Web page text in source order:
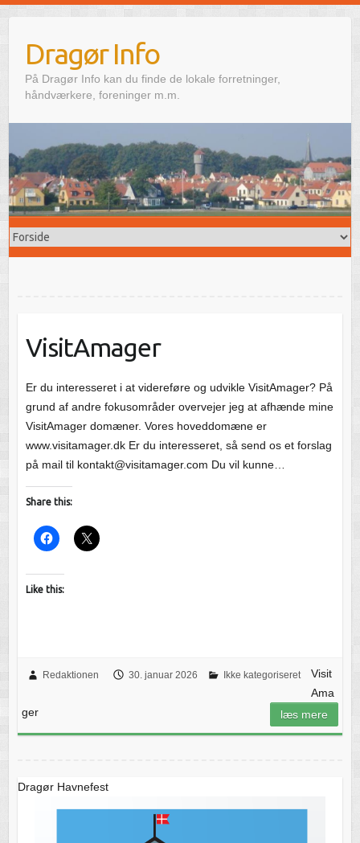
Dragør Info
På Dragør Info kan du finde de lokale forretninger,
håndværkere, foreninger m.m.
VisitAmager
Er du interesseret i at videreføre og udvikle VisitAmager? På
grund af andre fokusområder overvejer jeg at afhænde mine
VisitAmager domæner. Vores hoveddomæne er
www.visitamager.dk Er du interesseret, så send os et forslag
på mail til kontakt@visitamager.com Du vil kunne…
Share this:
Like this:
Redaktionen 30. januar 2026 Ikke kategoriseret
Visit
Ama
ger
læs mere
Dragør Havnefest